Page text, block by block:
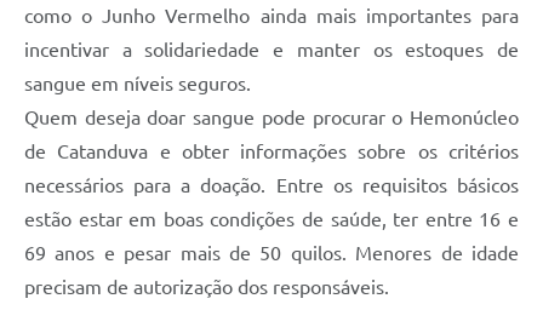
como o Junho Vermelho ainda mais importantes para
incentivar a solidariedade e manter os estoques de
sangue em níveis seguros.
Quem deseja doar sangue pode procurar o Hemonúcleo
de Catanduva e obter informações sobre os critérios
necessários para a doação. Entre os requisitos básicos
estão estar em boas condições de saúde, ter entre 16 e
69 anos e pesar mais de 50 quilos. Menores de idade
precisam de autorização dos responsáveis.